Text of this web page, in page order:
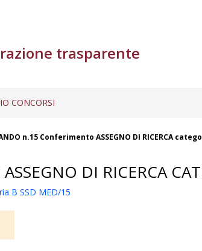
trasparente
CONCORSI
n.15 Conferimento ASSEGNO DI RICERCA
DI RICERCA
B SSD MED/15